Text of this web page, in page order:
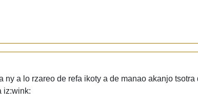
ny a lo rzareo de refa ikoty a de manao akanjo tsotra
iz:wink: